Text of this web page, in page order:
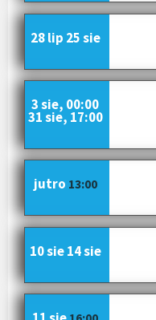
28 lip 25 sie
3 sie, 00:00
31 sie, 17:00
jutro 13:00
10 sie 14 sie